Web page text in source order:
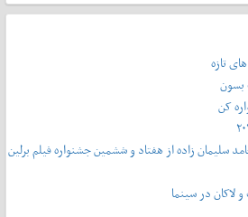
تازه
کن
سلیمان زاده از هفتاد و‌ ششمین جشنواره فیلم برلین
لاکان در سینما